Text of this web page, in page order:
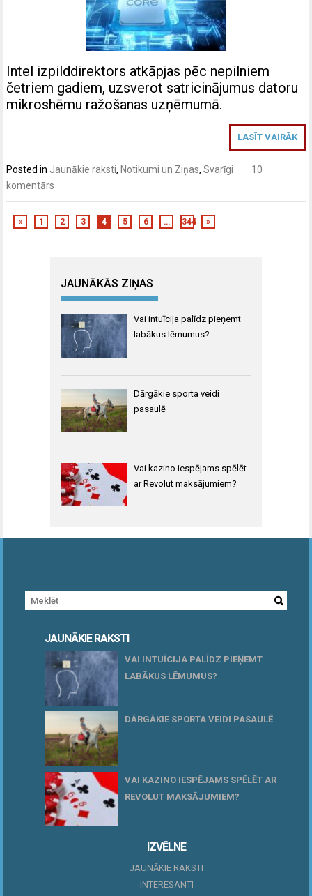
Intel izpilddirektors atkāpjas pēc nepilniem
četriem gadiem, uzsverot satricinājumus datoru
mikroshēmu ražošanas uzņēmumā.
LASĪT VAIRĀK
Posted in Jaunākie raksti, Notikumi un Ziņas,Svarīgi
10
komentārs
« 1 2 3 4 5 6 … 344 »
JAUNĀKĀS ZIŅAS
Vai intuīcija palīdz pieņemt
labākus lēmumus?
Dārgākie sporta veidi
pasaulē
Vai kazino iespējams spēlēt
ar Revolut maksājumiem?
JAUNĀKIE RAKSTI
VAI INTUĪCIJA PALĪDZ PIEŅEMT
LABĀKUS LĒMUMUS?
DĀRGĀKIE SPORTA VEIDI PASAULĒ
VAI KAZINO IESPĒJAMS SPĒLĒT AR
REVOLUT MAKSĀJUMIEM?
IZVĒLNE
JAUNĀKIE RAKSTI
INTERESANTI